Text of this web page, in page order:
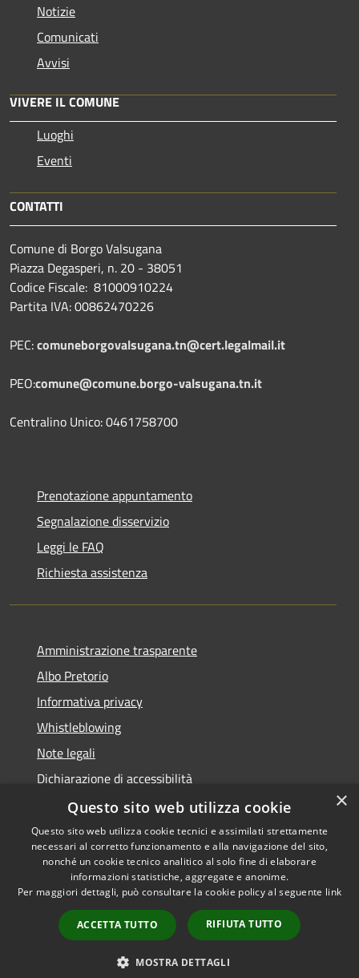
Notizie
Comunicati
Avvisi
VIVERE IL COMUNE
Luoghi
Eventi
CONTATTI
Comune di Borgo Valsugana
Piazza Degasperi, n. 20 - 38051
Codice Fiscale: 81000910224
Partita IVA: 00862470226
PEC:comuneborgovalsugana.tn@cert.legalmail.it
PEO:comune@comune.borgo-valsugana.tn.it
Centralino Unico: 0461758700
Prenotazione appuntamento
Segnalazione disservizio
Leggi le FAQ
Richiesta assistenza
Amministrazione trasparente
Albo Pretorio
Informativa privacy
Whistleblowing
Note legali
Dichiarazione di accessibilità
Feedback accessibilità
RSS
Accessibilità
Copyright © 2026 • Comune di
Municipium•
Accesso
redazione
×
Questo sito web utilizza cookie
Questo sito web utilizza cookie tecnici e assimilati strettamente
necessari al corretto funzionamento e alla navigazione del sito,
nonché un cookie tecnico analitico al solo fine di elaborare
informazioni statistiche, aggregate e anonime.
Per maggiori dettagli, può consultare la cookie policy al seguente link
ACCETTA TUTTO RIFIUTA TUTTO
MOSTRA DETTAGLI